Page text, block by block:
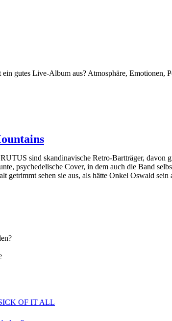
ein gutes Live-Album aus? Atmosphäre,
sind skandinavische Retro-Bartträger, davon
psychedelische Cover, in dem auch die Band
getrimmt sehen sie aus, als hätte Onkel Oswald
OF IT ALL